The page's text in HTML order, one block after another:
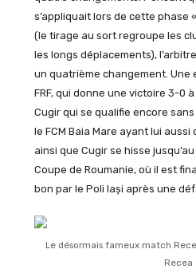
s’appliquait lors de cette phase
(le tirage au sort regroupe les
les longs déplacements),
un quatrième changement. Une
FRF, qui donne une victoire 3-0
Cugir qui se qualifie encore
le FCM Baia Mare ayant lui aussi
ainsi que Cugir se hisse
Coupe de Roumanie, où il est
bon par le Poli Iași après une
Le désormais fameux match
Recea